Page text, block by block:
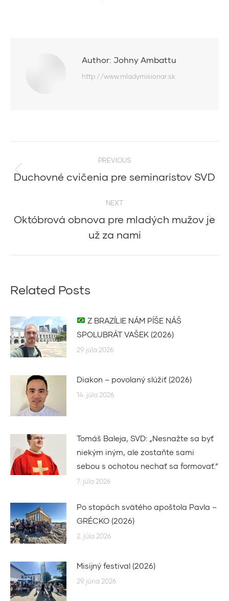
Author: Johny Ambattu
http://www.mladymisionar.sk
navigation
PREVIOUS
Previous
Duchovné cvičenia pre seminaristov SVD
NEXT
Next
post:
Októbrová obnova pre mladých mužov je
už za nami
Related Posts
Z BRAZÍLIE NÁM PÍŠE NÁŠ
SPOLUBRÁT VAŠEK (2026)
29. júla 2026
Diakon – povolaný slúžiť (2026)
14. júla 2026
Tomáš Baleja, SVD: „Nesnažte sa byť
niekým iným, ale zostaňte sami
sebou s ochotou nechať sa formovať.“
7. júla 2026
Po stopách svätého apoštola Pavla –
GRÉCKO (2026)
2. júla 2026
Misijný festival (2026)
29. júna 2026